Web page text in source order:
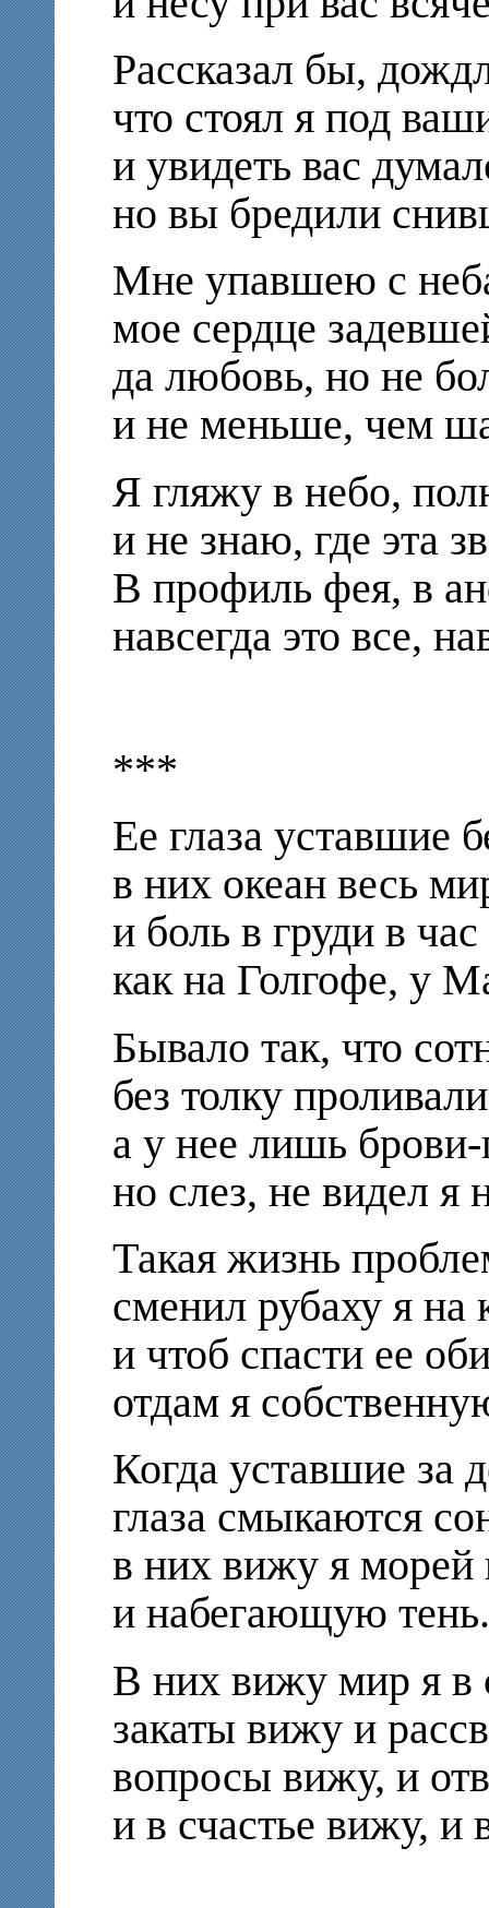
Рассказал бы,
что стоял я под
и увидеть вас
но вы бредили
Мне упавшею с
мое сердце
да любовь, но не
и не меньше, чем
Я гляжу в небо,
и не знаю, где эта
В профиль фея, в
навсегда это все,
***
Ее глаза уставшие
в них океан весь
и боль в груди в
как на Голгофе, у
Бывало так, что
без толку
а у нее лишь
но слез, не видел я
Такая жизнь
сменил рубаху я на
и чтоб спасти ее
отдам я
Когда уставшие за
глаза смыкаются
в них вижу я
и набегающую тень.
В них вижу мир я в
закаты вижу и
вопросы вижу, и
и в счастье вижу, и